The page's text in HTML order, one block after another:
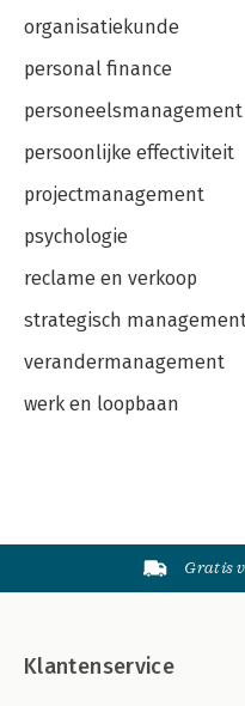
organisatiekunde
personal finance
personeelsmanagement
persoonlijke effectiviteit
projectmanagement
psychologie
reclame en verkoop
strategisch
verandermanagement
werk en loopbaan
Gratis
Klantenservice